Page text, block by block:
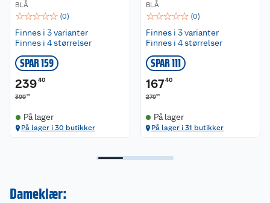
BLÅ
☆☆☆☆☆ (0)
Finnes i 3 varianter
Finnes i 4 størrelser
SPAR 159
23940
39900
På lager
På lager i 30 butikker
BLÅ
☆☆☆☆☆ (0)
Finnes i 3 varianter
Finnes i 4 størrelser
SPAR 111
16740
27900
På lager
På lager i 31 butikker
Dameklær: